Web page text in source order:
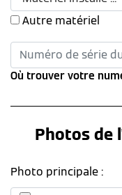
Autre matériel
Où trouver votre
Photos de
Photo principale :